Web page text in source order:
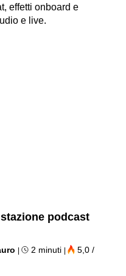
effetti onboard e
e live.
podcast
| 2 minuti |
5,0 /